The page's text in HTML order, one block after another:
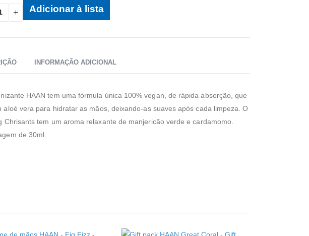
Adicionar à lista
INFORMAÇÃO ADICIONAL
HAAN tem uma fórmula única 100% vegan, de rápida absorção, que
aloé vera para hidratar as mãos, deixando-as suaves após cada limpeza. O
Chrisants tem um aroma relaxante de manjericão verde e cardamomo.
de 30ml.